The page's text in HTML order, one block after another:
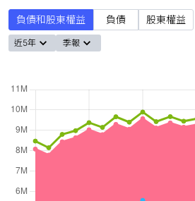
負債和股東權益 負債 股東權益
近5年 季報